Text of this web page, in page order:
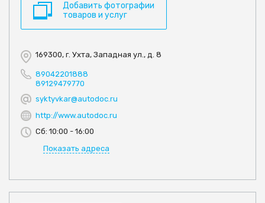
Добавить фотографии
товаров и услуг
169300, г. Ухта, Западная ул., д. 8
89042201888
89129479770
syktyvkar@autodoc.ru
http://www.autodoc.ru
Сб: 10:00 - 16:00
Показать адреса